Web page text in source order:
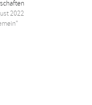
2022